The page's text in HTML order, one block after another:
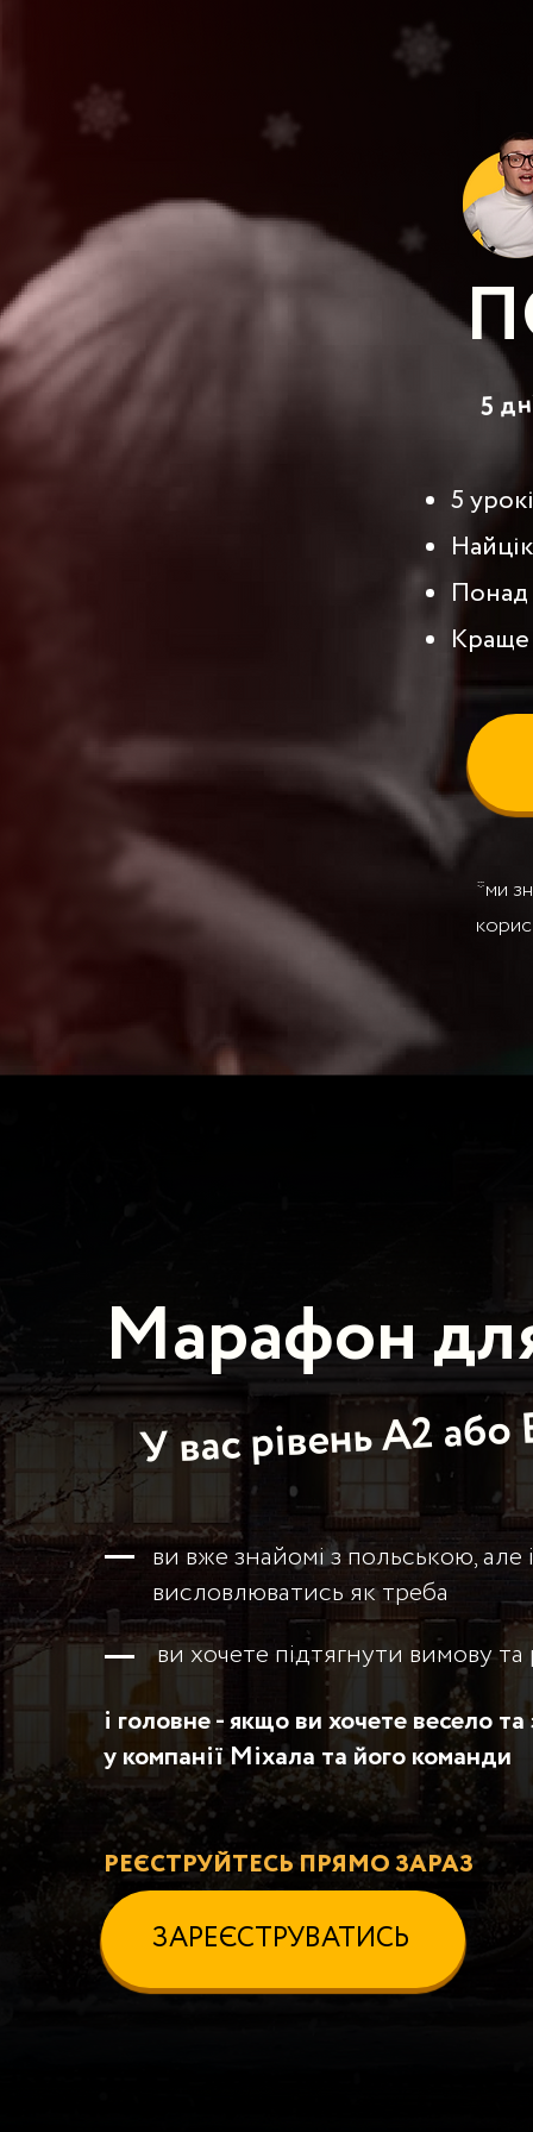
5
*ми
5
Понад
Краще
Марафон
У вас рівень А2 або
і головне - якщо ви хочете весело
у компанії Міхала та його команди
РЕЄСТРУЙТЕСЬ ПРЯМО ЗАРАЗ
ЗАРЕЄСТРУВАТИСЬ
ви вже знайомі з польською,
висловлюватись як треба
ви хочете підтягнути вимову